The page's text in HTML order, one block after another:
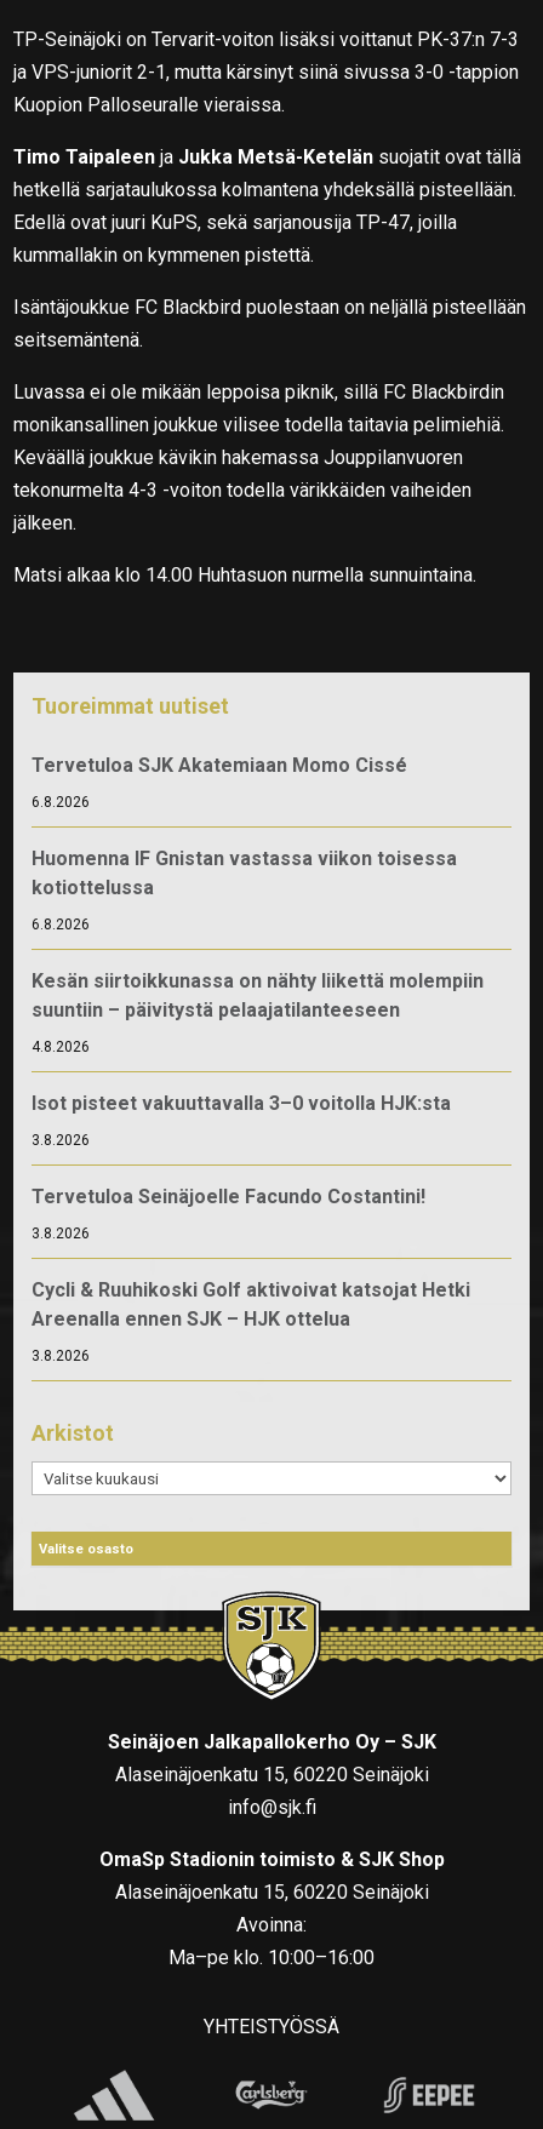
TP-Seinäjoki on Tervarit-voiton lisäksi voittanut PK-37:n 7-3
ja VPS-juniorit 2-1, mutta kärsinyt siinä sivussa 3-0 -tappion
Kuopion Palloseuralle vieraissa.
Timo Taipaleen ja Jukka Metsä-Ketelän suojatit ovat tällä
hetkellä sarjataulukossa kolmantena yhdeksällä pisteellään.
Edellä ovat juuri KuPS, sekä sarjanousija TP-47, joilla
kummallakin on kymmenen pistettä.
Isäntäjoukkue FC Blackbird puolestaan on neljällä pisteellään
seitsemäntenä.
Luvassa ei ole mikään leppoisa piknik, sillä FC Blackbirdin
monikansallinen joukkue vilisee todella taitavia pelimiehiä.
Keväällä joukkue kävikin hakemassa Jouppilanvuoren
tekonurmelta 4-3 -voiton todella värikkäiden vaiheiden
jälkeen.
Matsi alkaa klo 14.00 Huhtasuon nurmella sunnuintaina.
Tuoreimmat uutiset
Tervetuloa SJK Akatemiaan Momo Cissé
6.8.2026
Huomenna IF Gnistan vastassa viikon toisessa
kotiottelussa
6.8.2026
Kesän siirtoikkunassa on nähty liikettä molempiin
suuntiin – päivitystä pelaajatilanteeseen
4.8.2026
Isot pisteet vakuuttavalla 3–0 voitolla HJK:sta
3.8.2026
Tervetuloa Seinäjoelle Facundo Costantini!
3.8.2026
Cycli & Ruuhikoski Golf aktivoivat katsojat Hetki
Areenalla ennen SJK – HJK ottelua
3.8.2026
Arkistot
Arkistot
Seinäjoen Jalkapallokerho Oy – SJK
Alaseinäjoenkatu 15, 60220 Seinäjoki
info@sjk.fi
OmaSp Stadionin toimisto & SJK Shop
Alaseinäjoenkatu 15, 60220 Seinäjoki
Avoinna:
Ma–pe klo. 10:00–16:00
YHTEISTYÖSSÄ